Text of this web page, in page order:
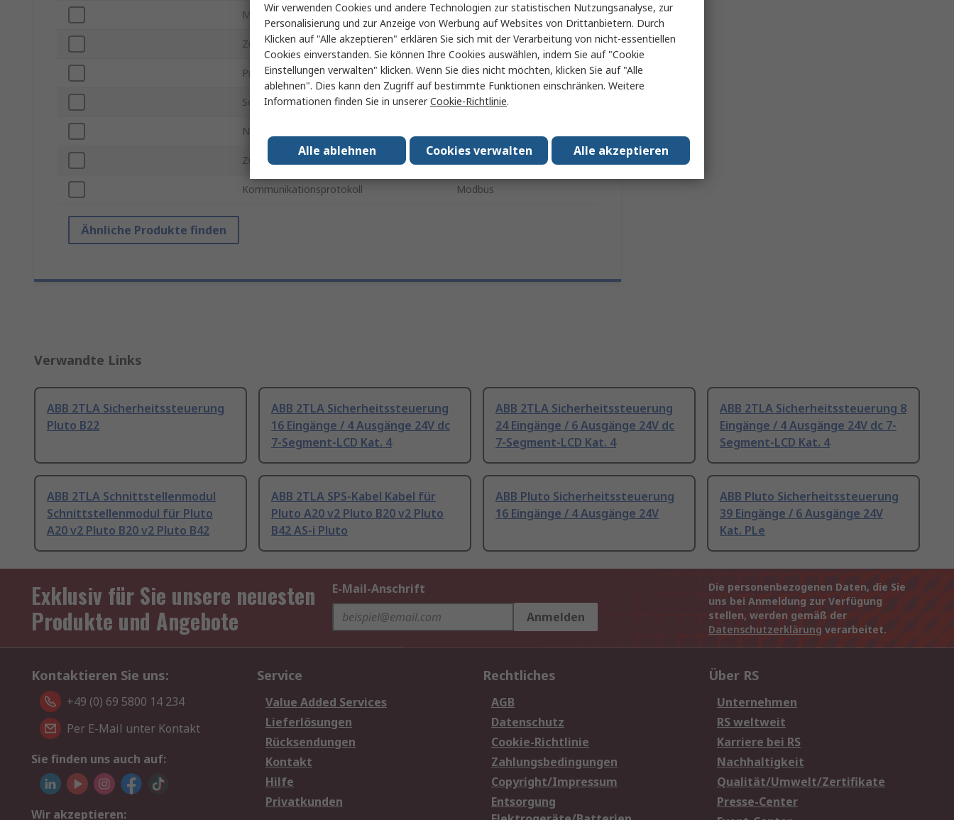
Marke ABB
Zubehörtyp Sicherheitsmodul
Produkt Typ Sicherheitssteuerung
Serie 2TLA
Normen/Zulassungen
Zulassung für Gefahrenbereiche
Kommunikationsprotokoll Modbus
Ähnliche Produkte finden
Verwandte Links
ABB 2TLA Sicherheitssteuerung
Pluto B22
ABB 2TLA Sicherheitssteuerung
16 Eingänge / 4 Ausgänge 24V dc
7-Segment-LCD Kat. 4
ABB 2TLA Sicherheitssteuerung
24 Eingänge / 6 Ausgänge 24V dc
7-Segment-LCD Kat. 4
ABB 2TLA Sicherheitssteuerung 8
Eingänge / 4 Ausgänge 24V dc 7-
Segment-LCD Kat. 4
ABB 2TLA Schnittstellenmodul
Schnittstellenmodul für Pluto
A20 v2 Pluto B20 v2 Pluto B42
ABB 2TLA SPS-Kabel Kabel für
Pluto A20 v2 Pluto B20 v2 Pluto
B42 AS-i Pluto
ABB Pluto Sicherheitssteuerung
16 Eingänge / 4 Ausgänge 24V
ABB Pluto Sicherheitssteuerung
39 Eingänge / 6 Ausgänge 24V
Kat. PLe
Exklusiv für Sie unsere neuesten
Produkte und Angebote
E-Mail-Anschrift
Anmelden
Die personenbezogenen Daten, die Sie
uns bei Anmeldung zur Verfügung
stellen, werden gemäß der
Datenschutzerklärung verarbeitet.
Kontaktieren Sie uns:
+49 (0) 69 5800 14 234
Per E-Mail unter Kontakt
Sie finden uns auch auf:
Wir akzeptieren:
Service
Value Added Services
Lieferlösungen
Rücksendungen
Kontakt
Hilfe
Privatkunden
Rechtliches
AGB
Datenschutz
Cookie-Richtlinie
Zahlungsbedingungen
Copyright/Impressum
Entsorgung
Über RS
Unternehmen
RS weltweit
Karriere bei RS
Nachhaltigkeit
Qualität/Umwelt/Zertifikate
Presse-Center
Wir verwenden Cookies und andere Technologien zur statistischen Nutzungsanalyse, zur
Personalisierung und zur Anzeige von Werbung auf Websites von Drittanbietern. Durch
Klicken auf "Alle akzeptieren" erklären Sie sich mit der Verarbeitung von nicht-essentiellen
Cookies einverstanden. Sie können Ihre Cookies auswählen, indem Sie auf "Cookie
Einstellungen verwalten" klicken. Wenn Sie dies nicht möchten, klicken Sie auf "Alle
ablehnen". Dies kann den Zugriff auf bestimmte Funktionen einschränken. Weitere
Informationen finden Sie in unsererCookie-Richtlinie.
Alle akzeptieren
Cookies verwalten
Alle ablehnen